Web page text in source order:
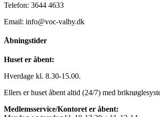
Telefon: 3644 4633
Email: info@voc-valby.dk
Åbningstider
Huset er åbent:
Hverdage kl. 8.30-15.00.
Ellers er huset åbent altid (24/7) med
Medlemsservice/Kontoret er åbent: